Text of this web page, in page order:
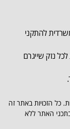
להתקני
נזק שייגרם
כל הזכויות באתר זה
האתר ללא